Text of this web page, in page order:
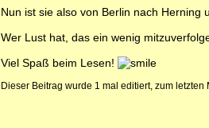
Nun ist sie also von Berlin nach Herning
Wer Lust hat, das ein wenig
Viel Spaß beim Lesen!
Dieser Beitrag wurde 1 mal editiert, zum letzten